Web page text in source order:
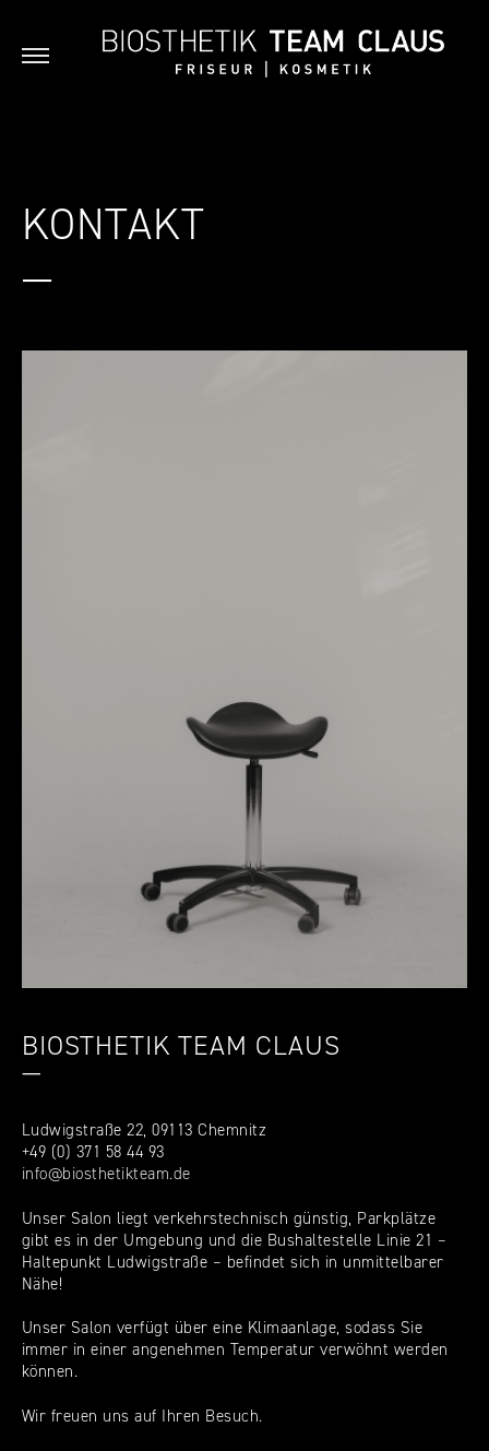
KONTAKT
—
BIOSTHETIK TEAM CLAUS
—
Ludwigstraße 22, 09113 Chemnitz
+49 (0) 371 58 44 93
info@biosthetikteam.de
Unser Salon liegt verkehrstechnisch günstig, Parkplätze
gibt es in der Umgebung und die Bushaltestelle Linie 21 –
Haltepunkt Ludwigstraße – befindet sich in unmittelbarer
Nähe!
Unser Salon verfügt über eine Klimaanlage, sodass Sie
immer in einer angenehmen Temperatur verwöhnt werden
können.
Wir freuen uns auf Ihren Besuch.